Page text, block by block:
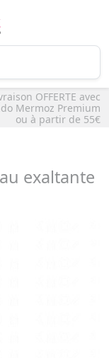
OFFERTE avec
Mermoz Premium
ou à partir de 55€
exaltante